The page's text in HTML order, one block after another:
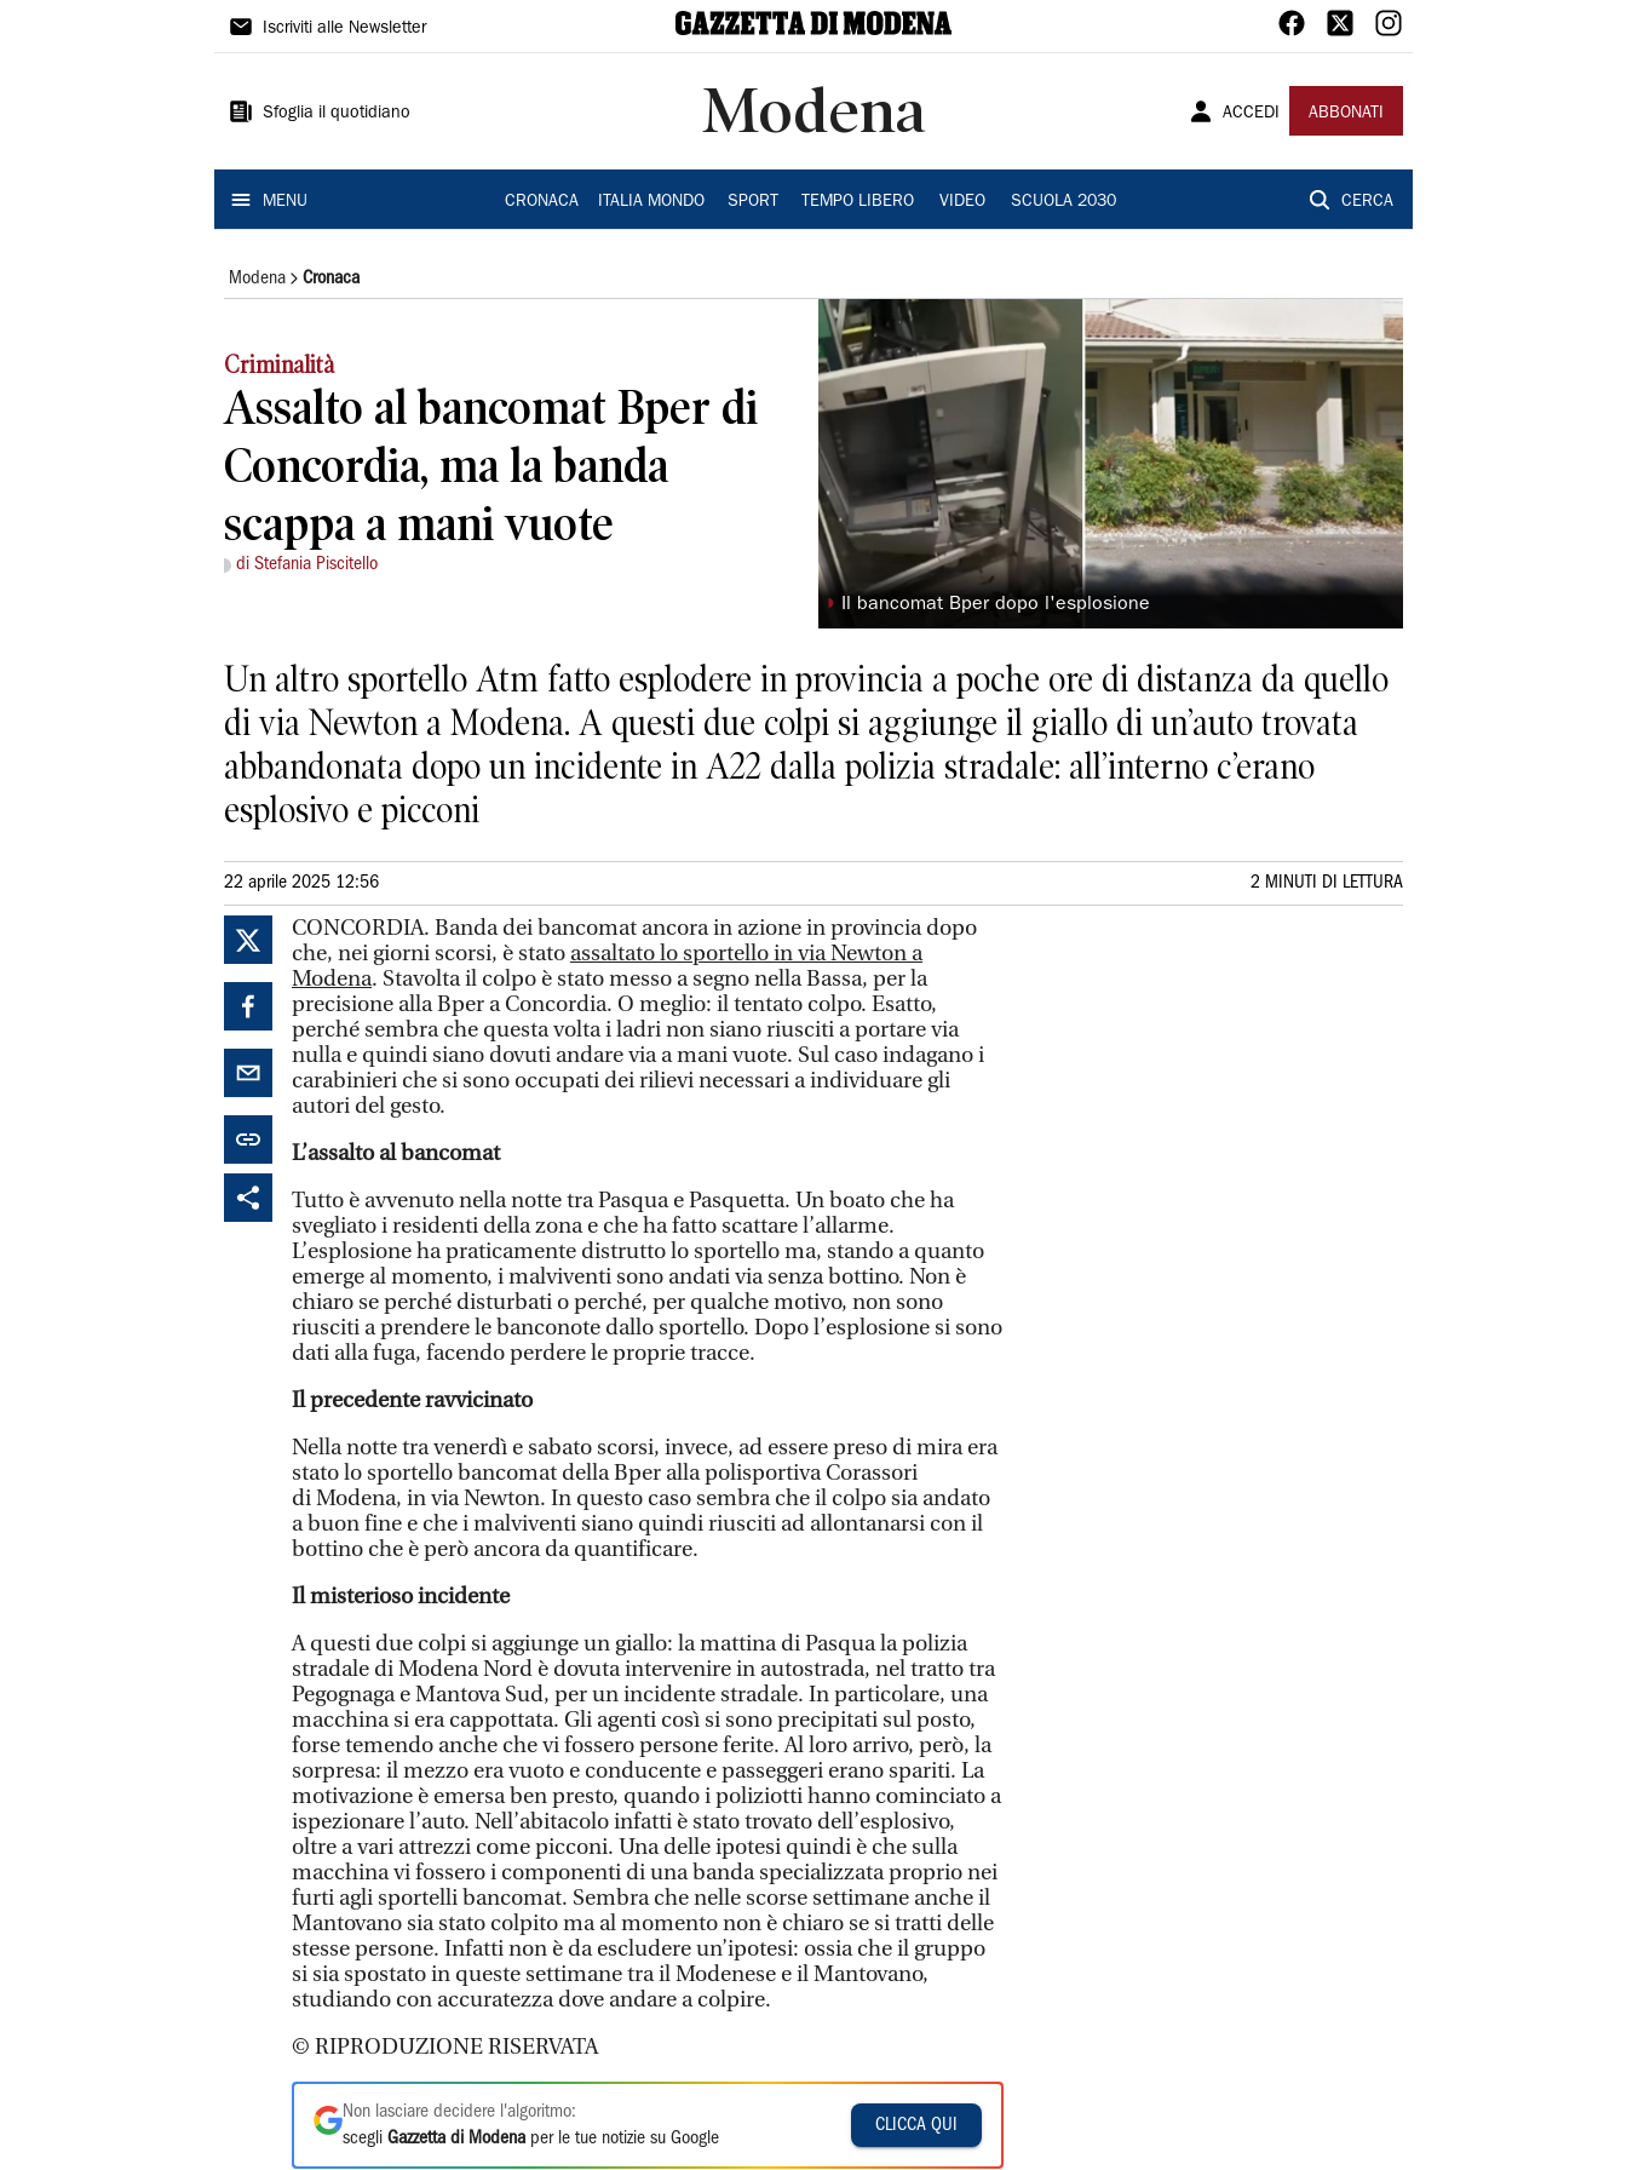
Gazzetta
Modena
Iscriviti alle Newsletter
Sfoglia il quotidiano Modena ACCEDI ABBONATI
MENU CRONACA ITALIA MONDO SPORT TEMPO LIBERO VIDEO SCUOLA 2030 CERCA
Modena Cronaca
Criminalità
Assalto al bancomat Bper di
Concordia, ma la banda
scappa a mani vuote
di Stefania Piscitello
◗ Il bancomat Bper dopo l'esplosione
Un altro sportello Atm fatto esplodere in provincia a poche ore di distanza da quello
di via Newton a Modena. A questi due colpi si aggiunge il giallo di un’auto trovata
abbandonata dopo un incidente in A22 dalla polizia stradale: all’interno c’erano
esplosivo e picconi
22 aprile 2025 12:56 2 MINUTI DI LETTURA
CONCORDIA. Banda dei bancomat ancora in azione in provincia dopo
che, nei giorni scorsi, è stato assaltato lo sportello in via Newton a
Modena. Stavolta il colpo è stato messo a segno nella Bassa, per la
precisione alla Bper a Concordia. O meglio: il tentato colpo. Esatto,
perché sembra che questa volta i ladri non siano riusciti a portare via
nulla e quindi siano dovuti andare via a mani vuote. Sul caso indagano i
carabinieri che si sono occupati dei rilievi necessari a individuare gli
autori del gesto.
L’assalto al bancomat
Tutto è avvenuto nella notte tra Pasqua e Pasquetta. Un boato che ha
svegliato i residenti della zona e che ha fatto scattare l’allarme.
L’esplosione ha praticamente distrutto lo sportello ma, stando a quanto
emerge al momento, i malviventi sono andati via senza bottino. Non è
chiaro se perché disturbati o perché, per qualche motivo, non sono
riusciti a prendere le banconote dallo sportello. Dopo l’esplosione si sono
dati alla fuga, facendo perdere le proprie tracce.
Il precedente ravvicinato
Nella notte tra venerdì e sabato scorsi, invece, ad essere preso di mira era
stato lo sportello bancomat della Bper alla polisportiva Corassori
di Modena, in via Newton. In questo caso sembra che il colpo sia andato
a buon fine e che i malviventi siano quindi riusciti ad allontanarsi con il
bottino che è però ancora da quantificare.
Il misterioso incidente
A questi due colpi si aggiunge un giallo: la mattina di Pasqua la polizia
stradale di Modena Nord è dovuta intervenire in autostrada, nel tratto tra
Pegognaga e Mantova Sud, per un incidente stradale. In particolare, una
macchina si era cappottata. Gli agenti così si sono precipitati sul posto,
forse temendo anche che vi fossero persone ferite. Al loro arrivo, però, la
sorpresa: il mezzo era vuoto e conducente e passeggeri erano spariti. La
motivazione è emersa ben presto, quando i poliziotti hanno cominciato a
ispezionare l’auto. Nell’abitacolo infatti è stato trovato dell’esplosivo,
oltre a vari attrezzi come picconi. Una delle ipotesi quindi è che sulla
macchina vi fossero i componenti di una banda specializzata proprio nei
furti agli sportelli bancomat. Sembra che nelle scorse settimane anche il
Mantovano sia stato colpito ma al momento non è chiaro se si tratti delle
stesse persone. Infatti non è da escludere un’ipotesi: ossia che il gruppo
si sia spostato in queste settimane tra il Modenese e il Mantovano,
studiando con accuratezza dove andare a colpire.
© RIPRODUZIONE RISERVATA
Non lasciare decidere l'algoritmo:
scegli Gazzetta di Modena per le tue notizie su Google
CLICCA QUI